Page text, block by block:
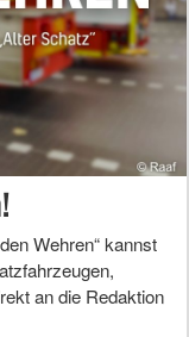
Wehren“ kannst
an die Redaktion